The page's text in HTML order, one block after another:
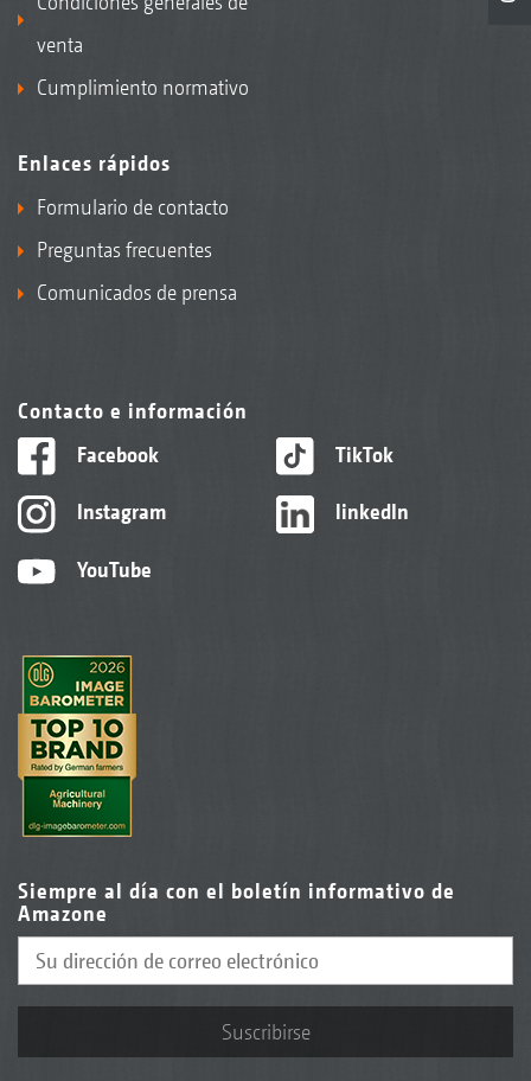
venta
Cumplimiento normativo
Enlaces rápidos
Formulario de contacto
Preguntas frecuentes
Comunicados de prensa
Contacto e información
Facebook
Instagram
YouTube
TikTok
linkedIn
Siempre al día con el boletín informativo de
Amazone
Suscribirse